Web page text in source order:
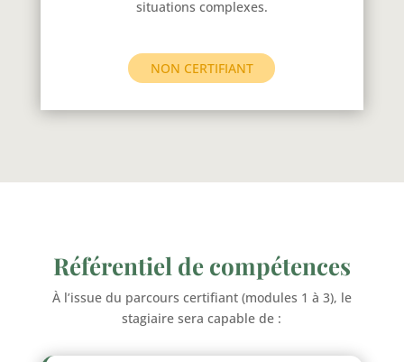
situations complexes.
NON CERTIFIANT
Référentiel de compétences
À l’issue du parcours certifiant (modules 1 à 3), le
stagiaire sera capable de :